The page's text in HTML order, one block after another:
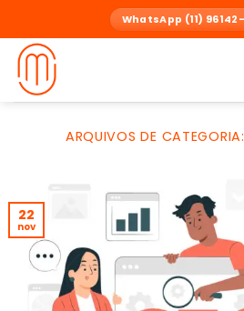
content
WhatsApp (11)
ARQUIVOS DE
22
nov